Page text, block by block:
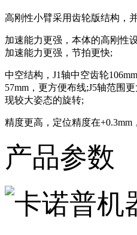
高刚性小臂采用齿轮版结构，
加速能力更强，本体的高刚性
加速能力更强，节拍更快;
中空结构，J1轴中空齿轮
57mm，更方便布线;J5轴范围
现较大姿态的旋转;
精度更高，定位精度在+0.3mm
产品参数